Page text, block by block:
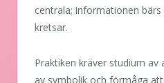
centrala; informationen
kretsar.
Praktiken kräver studium av
av symbolik och förmåga